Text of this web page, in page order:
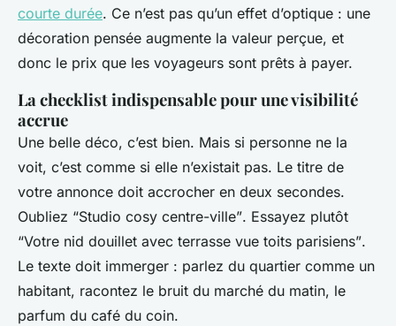
courte durée. Ce n’est pas qu’un effet d’optique : une
décoration pensée augmente la valeur perçue, et
donc le prix que les voyageurs sont prêts à payer.
La checklist indispensable pour une visibilité
accrue
Une belle déco, c’est bien. Mais si personne ne la
voit, c’est comme si elle n’existait pas. Le titre de
votre annonce doit accrocher en deux secondes.
Oubliez “Studio cosy centre-ville”. Essayez plutôt
“Votre nid douillet avec terrasse vue toits parisiens”.
Le texte doit immerger : parlez du quartier comme un
habitant, racontez le bruit du marché du matin, le
parfum du café du coin.